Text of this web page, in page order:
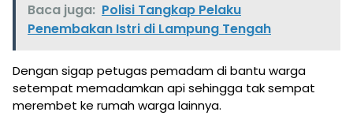
Baca juga: Polisi Tangkap Pelaku
Penembakan Istri di Lampung Tengah
Dengan sigap petugas pemadam di bantu warga
setempat memadamkan api sehingga tak sempat
merembet ke rumah warga lainnya.